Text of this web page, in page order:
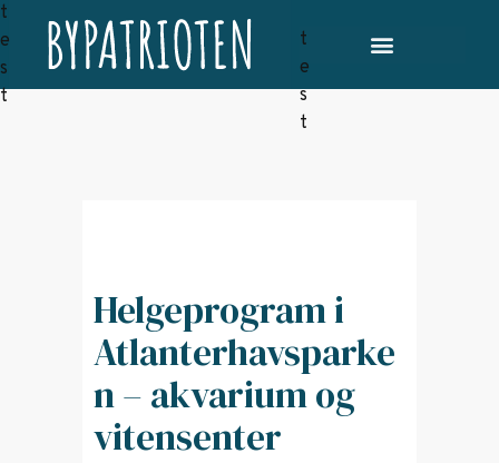
Helgeprogram i
Atlanterhavsparke
n – akvarium og
vitensenter